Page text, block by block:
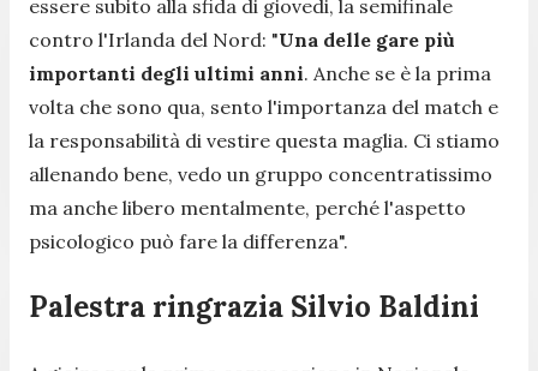
essere subito alla sfida di giovedi, la semifinale
contro l'Irlanda del Nord: "Una delle gare più
importanti degli ultimi anni. Anche se è la prima
volta che sono qua, sento l'importanza del match e
la responsabilità di vestire questa maglia. Ci stiamo
allenando bene, vedo un gruppo concentratissimo
ma anche libero mentalmente, perché l'aspetto
psicologico può fare la differenza".
Palestra ringrazia Silvio Baldini